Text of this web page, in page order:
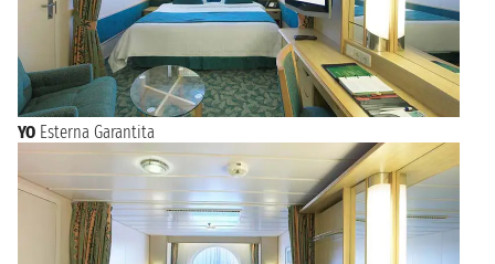
YO Esterna Garantita